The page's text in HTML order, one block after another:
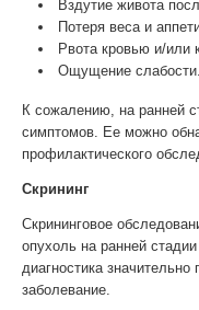
Вздутие живота
Потеря веса и
Рвота кровью и/или
Ощущение слабости.
К сожалению, на ранней
симптомов. Ее можно
профилактического
Скрининг
Скрининговое
опухоль на ранней
диагностика
заболевание.